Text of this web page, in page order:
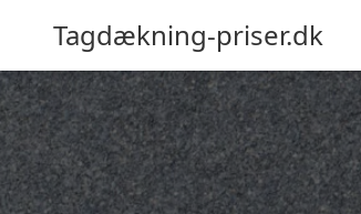
Tagdækning-priser.dk